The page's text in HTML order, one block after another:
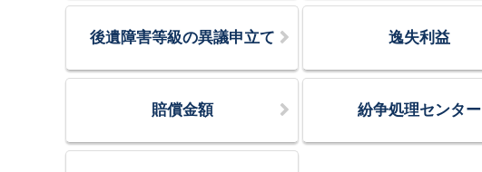
後遺障害等級の異議申立て 逸失利益
賠償金額 紛争処理センター